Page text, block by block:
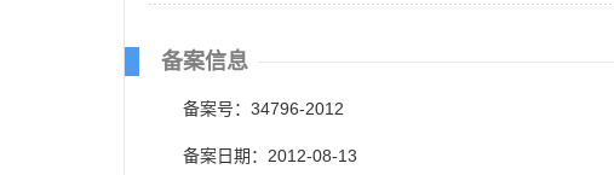
备案信息
备案号：34796-2012
备案日期：2012-08-13